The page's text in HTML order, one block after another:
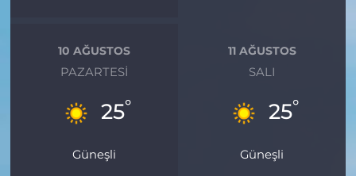
10 AĞUSTOS
PAZARTESI
25°
Güneşli
11 AĞUSTOS
SALI
25°
Güneşli